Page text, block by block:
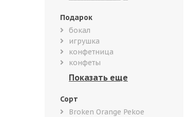
Подарок
бокал
игрушка
конфетница
конфеты
Сорт
Broken Orange Pekoe